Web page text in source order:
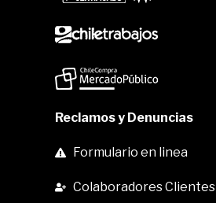
Reclamos y Denuncias
Formulario en linea
Colaboradores Clientes